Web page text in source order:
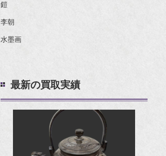
鎧
李朝
水墨画
最新の買取実績